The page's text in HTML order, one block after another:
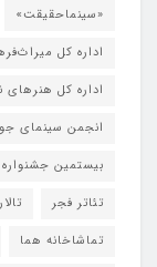
«سینماحقیقت»
اداره کل
اداره کل هنرهای
انجمن سینمای
بیستمین
تئاتر فجر
تماشاخانه هما